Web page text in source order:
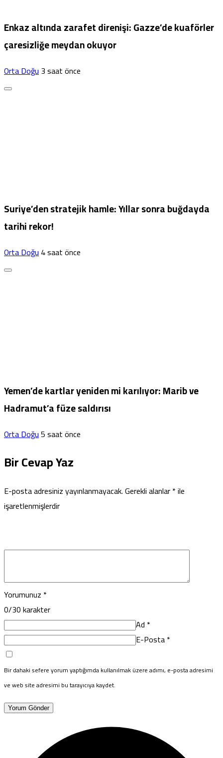
Enkaz altında zarafet direnişi: Gazze’de kuaförler
çaresizliğe meydan okuyor
Orta Doğu3 saat önce
Suriye’den stratejik hamle: Yıllar sonra buğdayda
tarihi rekor!
Orta Doğu4 saat önce
Yemen’de kartlar yeniden mi karılıyor: Marib ve
Hadramut’a füze saldırısı
Orta Doğu5 saat önce
Bir Cevap Yaz
E-posta adresiniz yayınlanmayacak.Gerekli alanlar*ile
işaretlenmişlerdir
Yorumunuz *
0/30 karakter
Ad *
E-Posta*
Bir dahaki sefere yorum yaptığımda kullanılmak üzere adımı, e-posta adresimi
ve web site adresimi bu tarayıcıya kaydet.
Yorum Gönder